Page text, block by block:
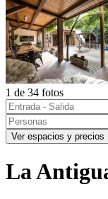
1 de 34 fotos
Ver espacios y precios
La